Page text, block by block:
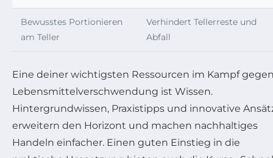
Bewusstes Portionieren
am Teller
Verhindert Tellerreste und
Abfall
Eine deiner wichtigsten Ressourcen im Kampf
Lebensmittelverschwendung ist Wissen.
Hintergrundwissen, Praxistipps und innovative
erweitern den Horizont und machen nachhaltiges
Handeln einfacher. Einen guten Einstieg in die